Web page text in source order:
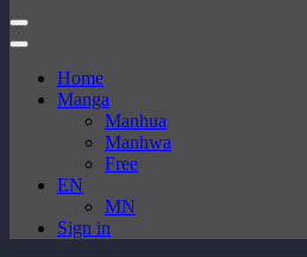
Home
Manga
Manhua
Manhwa
Free
EN
MN
Sign in